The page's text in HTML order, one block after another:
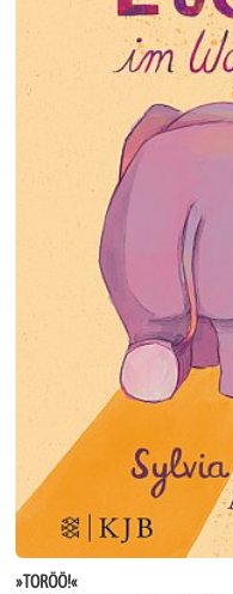
»TORÖÖ!«